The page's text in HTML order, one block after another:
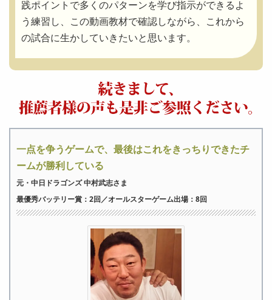
践ポイントで多くのパターンを学び指示ができるよ
う練習し、この動画教材で確認しながら、これから
の試合に生かしていきたいと思います。
一点を争うゲームで、最後はこれをきっちりできたチ
ームが勝利している
元・中日ドラゴンズ 中村武志さま
最優秀バッテリー賞：2回／オールスターゲーム出場：8回